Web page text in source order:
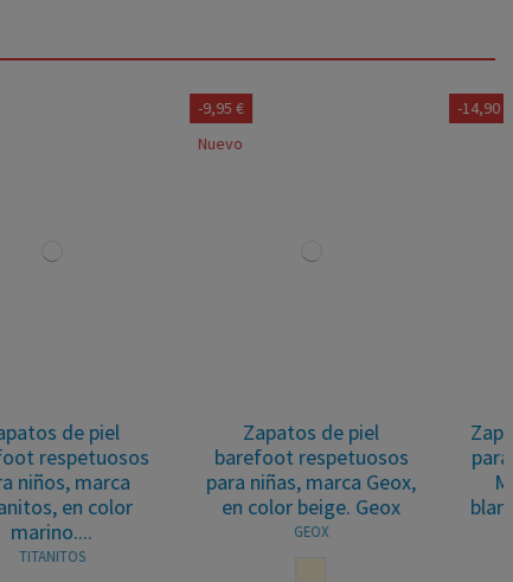
Zapatos de piel
barefoot respetuosos
para niñas, marca Geox,
en color beige. Geox
Zapatillas respetuosas
para niños de la marca
Mustang en color
blanco, crudo, camel,...